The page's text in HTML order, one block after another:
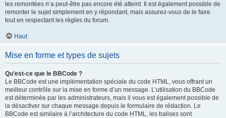
les remontées n’a peut-être pas encore été atteint. Il est également possible de
remonter le sujet simplement en y répondant, mais assurez-vous de le faire
tout en respectant les règles du forum.
Haut
Mise en forme et types de sujets
Qu’est-ce que le BBCode ?
Le BBCode est une implémentation spéciale du code HTML, vous offrant un
meilleur contrôle sur la mise en forme d’un message. L’utilisation du BBCode
est déterminée par les administrateurs, mais il vous est également possible de
la désactiver sur chaque message depuis le formulaire de rédaction. Le
BBCode est similaire à l’architecture du code HTML, les balises sont